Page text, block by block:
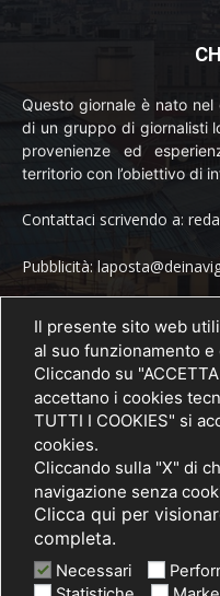
Questo giornale è nato
di un gruppo di giornalisti
provenienze ed
territorio con l’obiettivo di
Contattaci scrivendo a:
Pubblicità:
SEGUICI
Il presente sito web
al suo funzionamento
Cliccando su
accettano i cookies
TUTTI I COOKIES" si
cookies.
Cliccando sulla "X" di
navigazione senza
Clicca qui per
completa.
Necessari